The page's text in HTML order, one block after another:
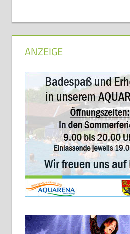
ANZEIGE